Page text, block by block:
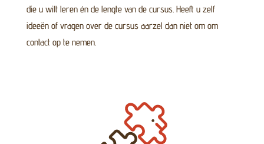
die u wilt leren én de lengte van de cursus. Heeft u zelf
ideeën of vragen over de cursus aarzel dan niet om om
contact op te nemen.